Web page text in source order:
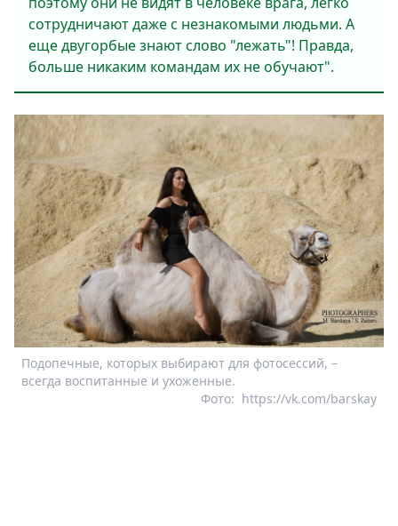
сотрудничают даже с незнакомыми людьми. А
еще двугорбые знают слово "лежать"! Правда,
больше никаким командам их не обучают".
Подопечные, которых выбирают для фотосессий, –
всегда воспитанные и ухоженные.
https://vk.com/barskay
Фото: